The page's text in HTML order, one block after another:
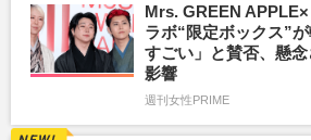
Mrs. GREEN
ラボ“限定ボックス”
すごい」と賛否、懸
影響
週刊女性PRIME